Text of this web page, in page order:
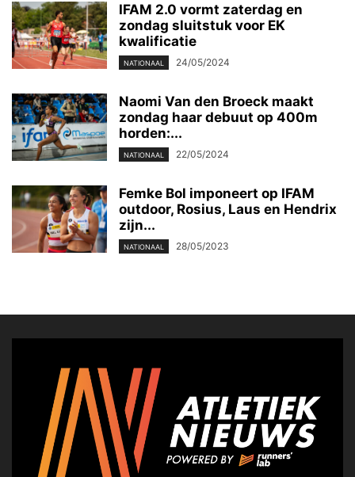
IFAM 2.0 vormt zaterdag en
zondag sluitstuk voor EK
kwalificatie
NATIONAAL 24/05/2024
Naomi Van den Broeck maakt
zondag haar debuut op 400m
horden:...
NATIONAAL 22/05/2024
Femke Bol imponeert op IFAM
outdoor, Rosius, Laus en Hendrix
zijn...
NATIONAAL 28/05/2023